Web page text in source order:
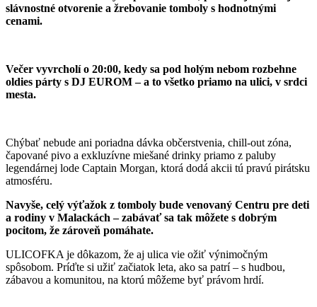
slávnostné otvorenie a žrebovanie tomboly s hodnotnými
cenami.
Večer vyvrcholí o 20:00, kedy sa pod holým nebom rozbehne
oldies párty s DJ EUROM – a to všetko priamo na ulici, v srdci
mesta.
Chýbať nebude ani poriadna dávka občerstvenia, chill-out zóna,
čapované pivo a exkluzívne miešané drinky priamo z paluby
legendárnej lode Captain Morgan, ktorá dodá akcii tú pravú pirátsku
atmosféru.
Navyše, celý výťažok z tomboly bude venovaný Centru pre deti
a rodiny v Malackách – zabávať sa tak môžete s dobrým
pocitom, že zároveň pomáhate.
ULICOFKA je dôkazom, že aj ulica vie ožiť výnimočným
spôsobom. Príďte si užiť začiatok leta, ako sa patrí – s hudbou,
zábavou a komunitou, na ktorú môžeme byť právom hrdí.